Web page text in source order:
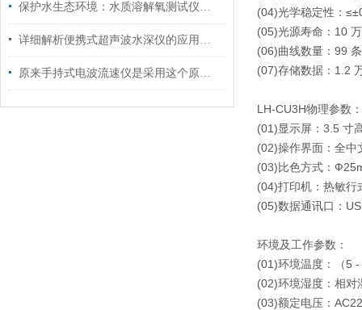
保护水生态环境：水质溶解氧测试仪在环境监测中的应用
详细解析便携式超声波水深仪的应用领域和性能特点
原来手持式电波流速仪是采用这个原理进行工作的！
(04)光学稳定性：
(05)光源寿命：10
(06)曲线数量：99
(07)存储数据：1.2
LH-CU3H物理参数：
(01)显示屏：3.5 寸
(02)操作界面：全中
(03)比色方式：
(04)打印机：热敏行
(05)数据通讯口：
环境及工作参数：
(01)环境温度：（5
(02)环境湿度：相对
(03)额定电压：